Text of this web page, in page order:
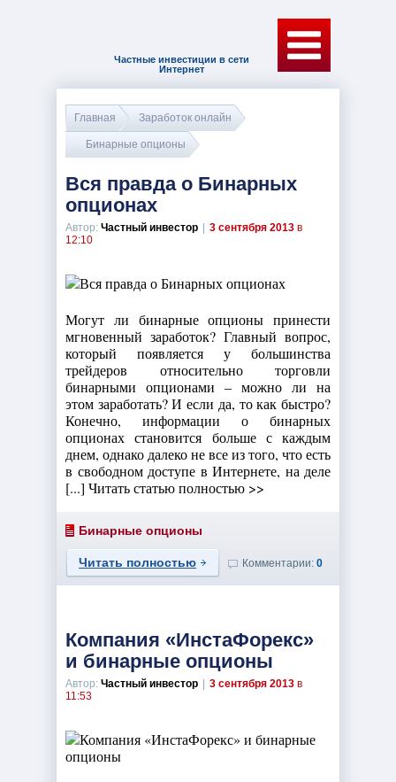
Частные инвестиции в сети
Интернет
Главная Заработок онлайн
Бинарные опционы
Вся правда о Бинарных
опционах
Автор: Частный инвестор 3 сентября 2013 в
12:10
Могут ли бинарные опционы принести
мгновенный заработок? Главный вопрос,
который появляется у большинства
трейдеров относительно торговли
бинарными опционами – можно ли на
этом заработать? И если да, то как быстро?
Конечно, информации о бинарных
опционах становится больше с каждым
днем, однако далеко не все из того, что есть
в свободном доступе в Интернете, на деле
[...] Читать статью полностью >>
Бинарные опционы
Читать полностью Комментарии: 0
Компания «ИнстаФорекс»
и бинарные опционы
Автор: Частный инвестор 3 сентября 2013 в
11:53